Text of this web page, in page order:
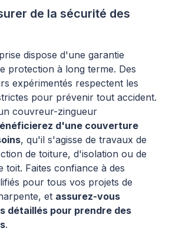
de la sécurité des
dispose d'une garantie
protection à long terme. Des
expérimentés respectent les
pour prévenir tout accident.
couvreur-zingueur
d'une couverture
, qu'il s'agisse de travaux de
de toiture, d'isolation ou de
toit. Faites confiance à des
pour tous vos projets de
et assurez-vous
détaillés pour prendre des
.